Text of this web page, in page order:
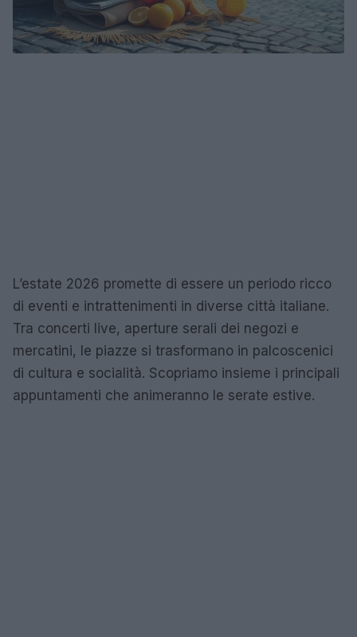
L’estate 2026 promette di essere un periodo ricco
di eventi e intrattenimenti in diverse città italiane.
Tra concerti live, aperture serali dei negozi e
mercatini, le piazze si trasformano in palcoscenici
di cultura e socialità. Scopriamo insieme i principali
appuntamenti che animeranno le serate estive.